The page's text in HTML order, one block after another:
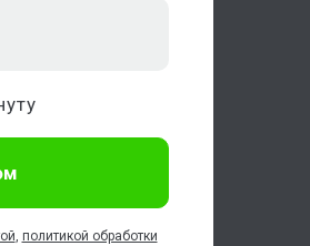
, политикой обработки